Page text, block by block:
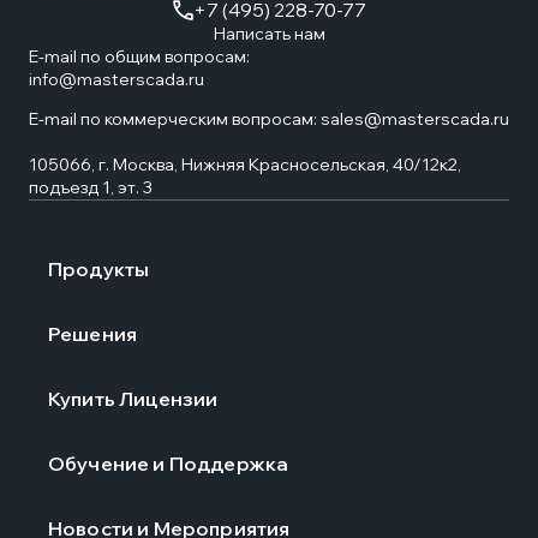
Продукты
Решения
Купить Лицензии
Обучение и Поддержка
Новости и Мероприятия
+7 (495) 228-70-77
Написать нам
E-mail по общим вопросам:
info@masterscada.ru
E-mail по коммерческим вопросам: sales@masterscada.ru
105066, г. Москва, Нижняя Красносельская, 40/12к2,
подъезд 1, эт. 3